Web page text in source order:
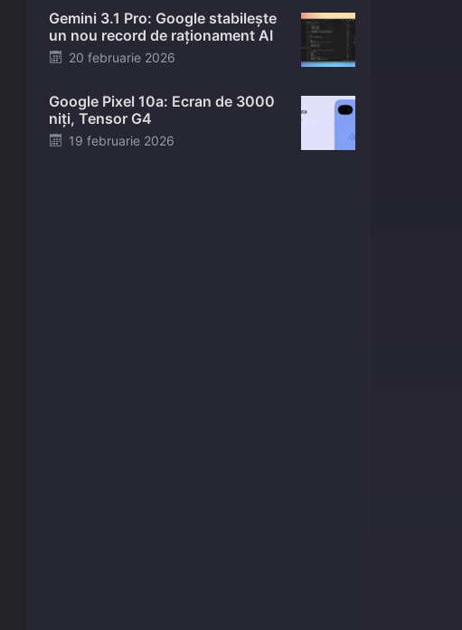
Gemini 3.1 Pro: Google stabilește
un nou record de raționament AI
Posted
20 februarie 2026
Google Pixel 10a: Ecran de 3000
niți, Tensor G4
Posted
19 februarie 2026